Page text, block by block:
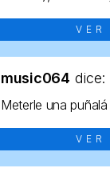
VER
music064 dice:
Meterle una
VER